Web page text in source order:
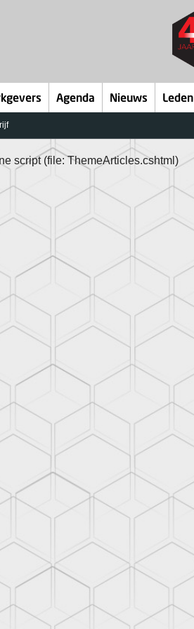
Agenda Nieuws Leden
script (file: ThemeArticles.cshtml)